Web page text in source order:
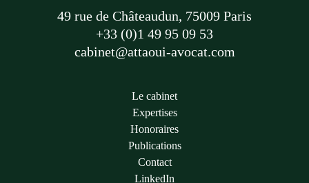
49 rue de Châteaudun, 75009 Paris
+33 (0)1 49 95 09 53
cabinet@attaoui-avocat.com
Le cabinet
Expertises
Honoraires
Publications
Contact
LinkedIn